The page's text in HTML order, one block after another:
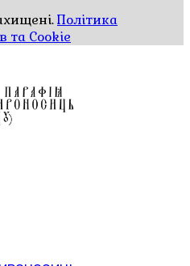
Політика
та Cookie